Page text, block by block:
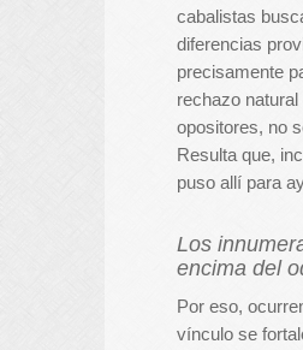
cabalistas
diferencias
precisamente
rechazo
opositores, no
Resulta que,
puso allí para
Los
encima del
Por eso,
vínculo se